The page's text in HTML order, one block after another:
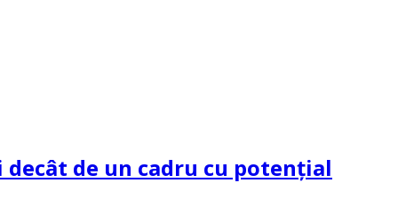
de un cadru cu potenţial